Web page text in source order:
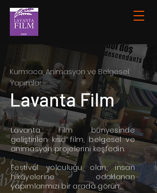
Lavanta Film
Kurmaca, Animasyon ve Belgesel
Yapımlar
Lavanta Film bünyesinde
geliştirilen kısa film, belgesel ve
animasyon projelerini keşfedin.
Festival yolculuğu olan, insan
hikâyelerine odaklanan
yapımlarımızı bir arada görün.